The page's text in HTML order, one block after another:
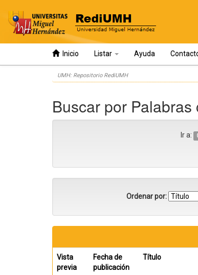
Inicio Listar Ayuda
UMH: Repositorio RediUMH
Buscar por
Ir a:
Ordenar por:
Vista
previa
Fecha de
publicación
Título